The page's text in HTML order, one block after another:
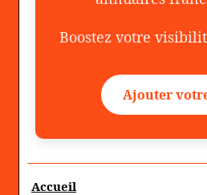
Boostez votre
Ajouter
Accueil